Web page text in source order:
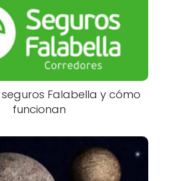
seguros Falabella y cómo
funcionan